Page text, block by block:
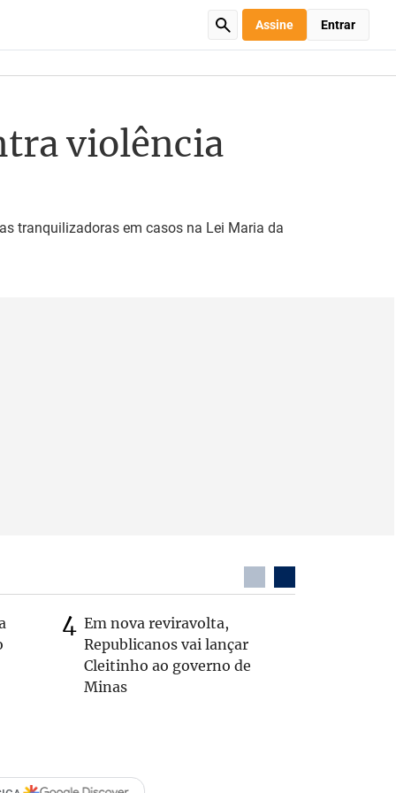
Assine Entrar
violência
tranquilizadoras em casos na Lei Maria da
Em nova reviravolta,
Republicanos vai lançar
Cleitinho ao governo de
Minas